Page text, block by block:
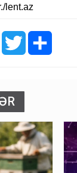
lent.az
TelegramTwitter